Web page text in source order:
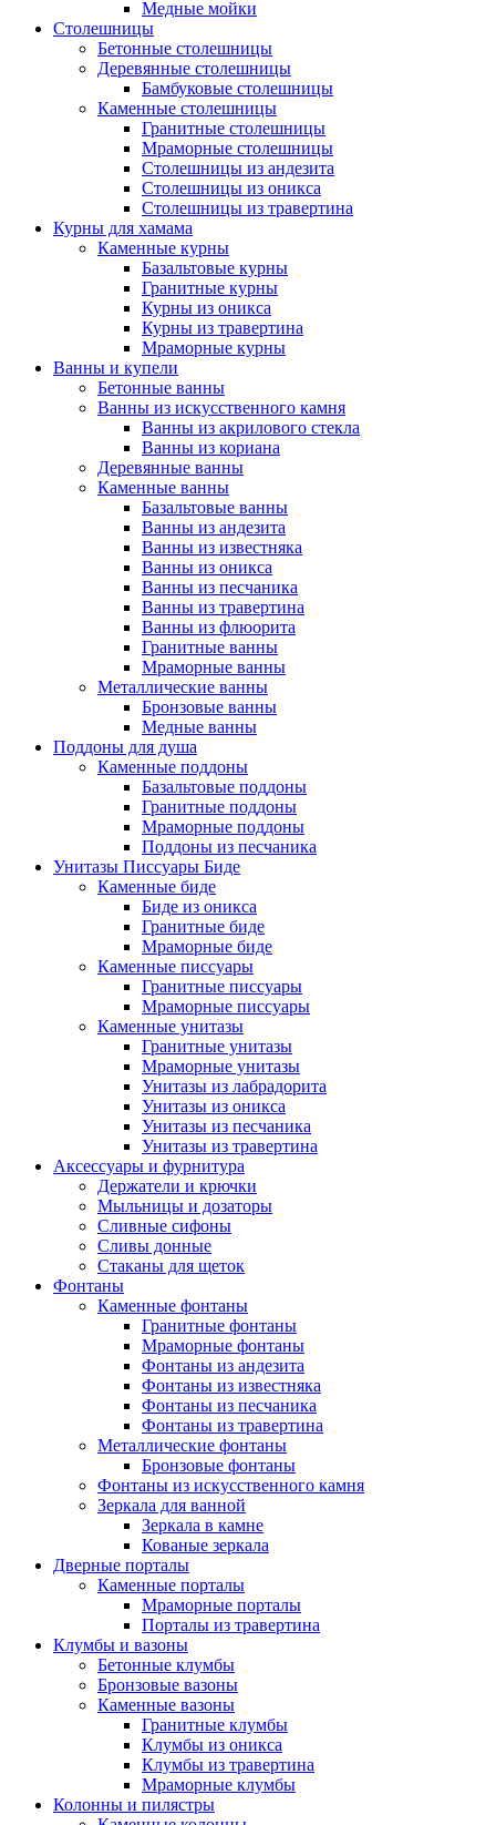
Медные мойки
Столешницы
Бетонные столешницы
Деревянные столешницы
Бамбуковые столешницы
Каменные столешницы
Гранитные столешницы
Мраморные столешницы
Столешницы из андезита
Столешницы из оникса
Столешницы из травертина
Курны для хамама
Каменные курны
Базальтовые курны
Гранитные курны
Курны из оникса
Курны из травертина
Мраморные курны
Ванны и купели
Бетонные ванны
Ванны из искусственного камня
Ванны из акрилового стекла
Ванны из кориана
Деревянные ванны
Каменные ванны
Базальтовые ванны
Ванны из андезита
Ванны из известняка
Ванны из оникса
Ванны из песчаника
Ванны из травертина
Ванны из флюорита
Гранитные ванны
Мраморные ванны
Металлические ванны
Бронзовые ванны
Медные ванны
Поддоны для душа
Каменные поддоны
Базальтовые поддоны
Гранитные поддоны
Мраморные поддоны
Поддоны из песчаника
Унитазы Писсуары Биде
Каменные биде
Биде из оникса
Гранитные биде
Мраморные биде
Каменные писсуары
Гранитные писсуары
Мраморные писсуары
Каменные унитазы
Гранитные унитазы
Мраморные унитазы
Унитазы из лабрадорита
Унитазы из оникса
Унитазы из песчаника
Унитазы из травертина
Аксессуары и фурнитура
Держатели и крючки
Мыльницы и дозаторы
Сливные сифоны
Сливы донные
Стаканы для щеток
Фонтаны
Каменные фонтаны
Гранитные фонтаны
Мраморные фонтаны
Фонтаны из андезита
Фонтаны из известняка
Фонтаны из песчаника
Фонтаны из травертина
Металлические фонтаны
Бронзовые фонтаны
Фонтаны из искусственного камня
Зеркала для ванной
Зеркала в камне
Кованые зеркала
Дверные порталы
Каменные порталы
Мраморные порталы
Порталы из травертина
Клумбы и вазоны
Бетонные клумбы
Бронзовые вазоны
Каменные вазоны
Гранитные клумбы
Клумбы из оникса
Клумбы из травертина
Мраморные клумбы
Колонны и пилястры